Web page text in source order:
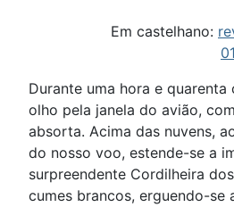
Em castelhano:
Durante uma hora e quarenta
olho pela janela do avião,
absorta. Acima das nuvens,
do nosso voo, estende-se a
surpreendente Cordilheira
cumes brancos, erguendo-se